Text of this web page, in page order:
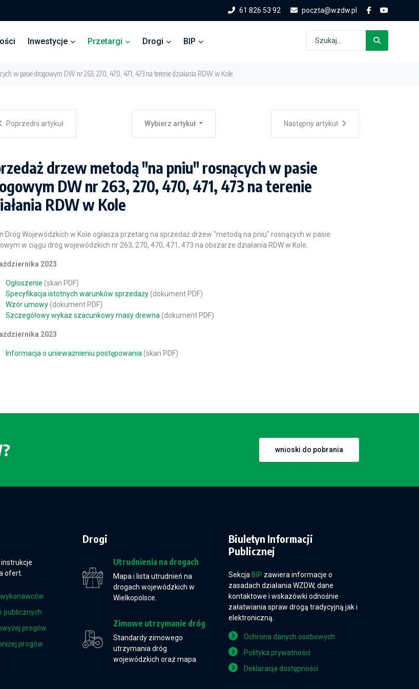
61 826 53 92 poczta@wzdw.pl
Inwestycje Przetargi Drogi BIP
w pasie drogowym DW nr 263, 270, 470, 471, 473 na terenie działania RDW w Kole
Poprzedni artykuł Wybierz artykuł Następny artykuł
drzew metodą "na pniu" rosnących w pasie
DW nr 263, 270, 470, 471, 473 na terenie
RDW w Kole
Dróg Wojewódzkich w Kole ogłasza przetarg na sprzedaż drzew "metodą na pniu" rosnących w pasie
w ciągu dróg wojewódzkich nr 263, 270, 470, 471, 473 na obszarze działania RDW w Kole.
2023
Ogłoszenie (skan PDF)
Specyfikacja istotnych warunków sprzedaży(dokument PDF)
Wzór umowy(dokument PDF)
Szczegółowy wykaz szacunkowy masy drewna (dokument PDF)
2023
Informacja o unieważnieniu postępowania (skan PDF)
wnioski do pobrania
instrukcje
ofert.
publicznych
progów
progów
Drogi
Utrudnienia na drogach
Mapa i lista utrudnień na
drogach wojewódzkich w
Wielkopolsce.
Zimowe utrzymanie dróg
Standardy zimowego
utrzymania dróg
wojewódzkich oraz mapa.
Biuletyn Informacji
Publicznej
Sekcja BIP zawiera informacje o
zasadach działania WZDW, dane
kontaktowe i wskazówki odnośnie
załatwiania spraw drogą tradycyjną jak i
elektroniczną.
Ochrona danych osobowych
Polityka prywatności
Deklaracja dostępności